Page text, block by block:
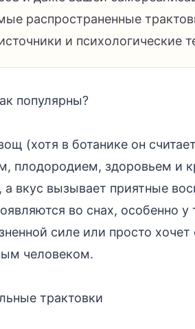
распространенные
и психологические
популярны?
(хотя в ботанике он
плодородием, здоровьем и
а вкус вызывает приятные
во снах, особенно у
силе или просто
человеком.
трактовки